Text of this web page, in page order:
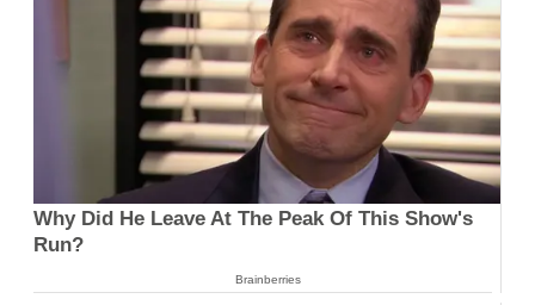
Why Did He Leave At The Peak Of This Show's
Run?
Brainberries